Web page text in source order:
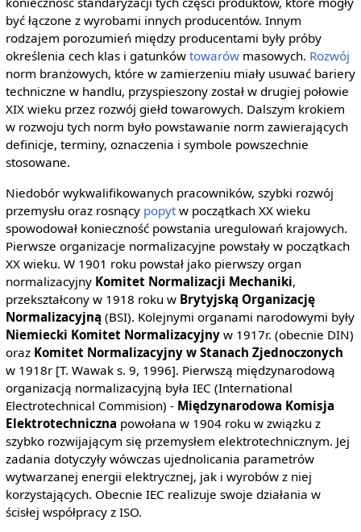
być łączone z wyrobami innych producentów. Innym
rodzajem porozumień między producentami były próby
określenia cech klas i gatunków towarówmasowych. Rozwój
norm branżowych, które w zamierzeniu miały usuwać bariery
techniczne w handlu, przyspieszony został w drugiej połowie
XIX wieku przez rozwój giełd towarowych. Dalszym krokiem
w rozwoju tych norm było powstawanie norm zawierających
definicje, terminy, oznaczenia i symbole powszechnie
stosowane.
Niedobór wykwalifikowanych pracowników, szybki rozwój
przemysłu oraz rosnący popytw początkach XX wieku
spowodował konieczność powstania uregulowań krajowych.
Pierwsze organizacje normalizacyjne powstały w początkach
XX wieku. W 1901 roku powstał jako pierwszy organ
normalizacyjny Komitet Normalizacji Mechaniki,
przekształcony w 1918 roku w Brytyjską Organizację
Normalizacyjną (BSI). Kolejnymi organami narodowymi były
Niemiecki Komitet Normalizacyjnyw 1917r. (obecnie DIN)
oraz Komitet Normalizacyjny w Stanach Zjednoczonych
w 1918r [T. Wawak s. 9, 1996]. Pierwszą międzynarodową
organizacją normalizacyjną była IEC (International
Electrotechnical Commision) - Międzynarodowa Komisja
Elektrotechniczna powołana w 1904 roku w związku z
szybko rozwijającym się przemysłem elektrotechnicznym. Jej
zadania dotyczyły wówczas ujednolicania parametrów
wytwarzanej energii elektrycznej, jak i wyrobów z niej
korzystających. Obecnie IEC realizuje swoje działania w
ścisłej współpracy z ISO.